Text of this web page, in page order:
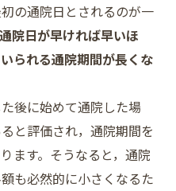
の通院日とされるのが一
院日が早ければ早いほ
られる通院期間が長くな
後に始めて通院した場
と評価され，通院期間を
ます。そうなると，通院
も必然的に小さくなるた